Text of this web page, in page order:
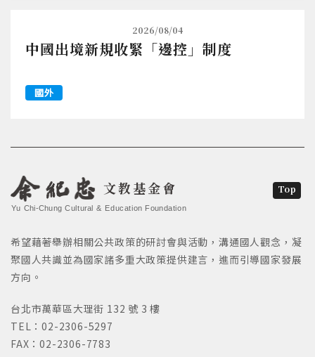
2026/08/04
中國出境新規收緊「邊控」制度
國外
文教基金會
Yu Chi-Chung Cultural & Education Foundation
希望藉著舉辦相關公共政策的研討會與活動，溝通國人觀念，凝
聚國人共識並為國家諸多重大政策提供建言，進而引導國家發展
方向。
台北市萬華區大理街 132 號 3 樓
TEL：02-2306-5297
FAX：02-2306-7783
Top